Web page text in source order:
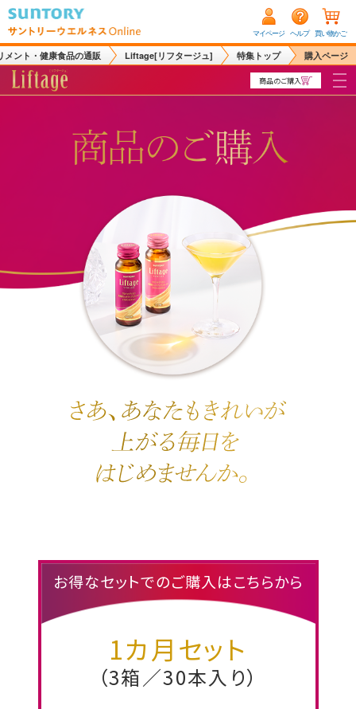
マイページ ヘルプ 買い物かご
メント・健康食品の通販 Liftage[リフタージュ] 特集トップ 購入ページ
商品のご購入
お得なセットでのご購入はこちらから
1カ月セット
（3箱／30本入り）